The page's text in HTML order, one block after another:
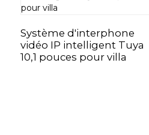
Système d'interphone
vidéo IP intelligent Tuya
10,1 pouces pour villa